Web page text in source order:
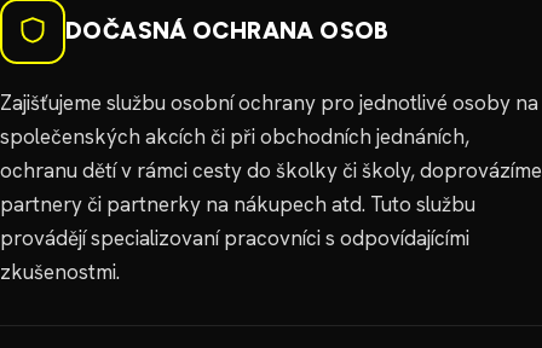
DOČASNÁ OCHRANA OSOB
Zajišťujeme službu osobní ochrany pro jednotlivé osoby na
společenských akcích či při obchodních jednáních,
ochranu dětí v rámci cesty do školky či školy, doprovázíme
partnery či partnerky na nákupech atd. Tuto službu
provádějí specializovaní pracovníci s odpovídajícími
zkušenostmi.